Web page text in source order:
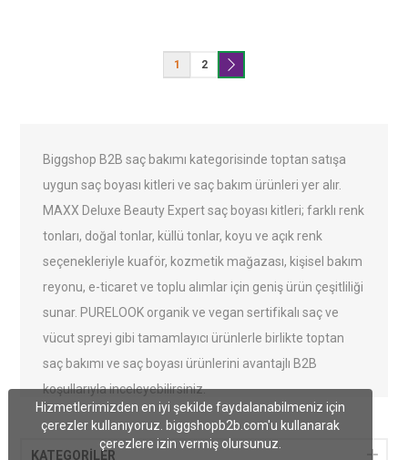
1 2
Biggshop B2B saç bakımı kategorisinde toptan satışa
uygun saç boyası kitleri ve saç bakım ürünleri yer alır.
MAXX Deluxe Beauty Expert saç boyası kitleri; farklı renk
tonları, doğal tonlar, küllü tonlar, koyu ve açık renk
seçenekleriyle kuaför, kozmetik mağazası, kişisel bakım
reyonu, e-ticaret ve toplu alımlar için geniş ürün çeşitliliği
sunar. PURELOOK organik ve vegan sertifikalı saç ve
vücut spreyi gibi tamamlayıcı ürünlerle birlikte toptan
saç bakımı ve saç boyası ürünlerini avantajlı B2B
koşullarıyla inceleyebilirsiniz.
KATEGORİLER
Hizmetlerimizden en iyi şekilde faydalanabilmeniz için
çerezler kullanıyoruz. biggshopb2b.com'u kullanarak
çerezlere izin vermiş olursunuz.